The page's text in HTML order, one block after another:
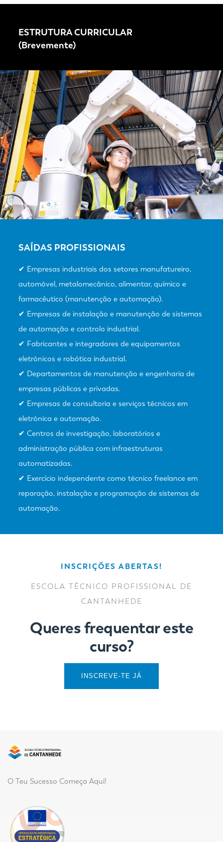
ESTRUTURA CURRICULAR
(Brevemente)
SAÍDAS PROFISSIONAIS
✔ Empresas industriais dos setores manufatureiro,
automóvel, metalomecânico, alimentar, químico e
farmacêutico (manutenção e automação).
✔ Empresas de instalação e manutenção de sistemas
de automação e controlo industrial.
✔ Fabricantes e integradores de equipamentos
eletrónicos e robótica industrial.
✔ Departamentos de manutenção e engenharia de
empresas públicas e privadas.
✔ Empresas de consultoria e serviços técnicos em
eletrónica e automação.
✔ Centros de investigação, laboratórios e
administração pública com infraestruturas
automatizadas.
✔ Exercício independente como técnico freelance em
reparação, instalação e programação de sistemas de
automação.
INSCRIÇÕES ABERTAS!
ESCOLA TÉCNICO PROFISSIONAL DE
CANTANHEDE
Queres frequentar este
curso?
INSCREVE-TE JÁ
O Teu Sucesso Começa Aqui!